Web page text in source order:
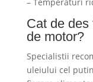
Cat de des
de motor?
Specialistii
uleiului cel